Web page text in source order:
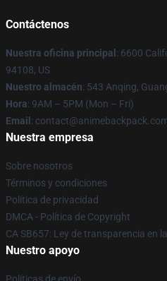
Contáctenos
Nuestra oficina principal : 6600
94108, US
Nuestro almacén: 543 Anqing,
Hora: 9AM – 5PM (Mon – Fri)
Email :
Nuestra empresa
Sobre nosotros
Términos y condiciones
Política de privacidad
DMCA - Política de Copyright
CA SB657: Ley de transparencia en
Nuestro apoyo